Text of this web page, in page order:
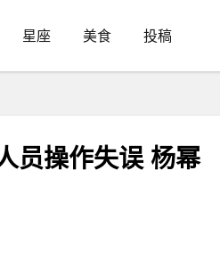
星座 美食 投稿
员操作失误 杨幂